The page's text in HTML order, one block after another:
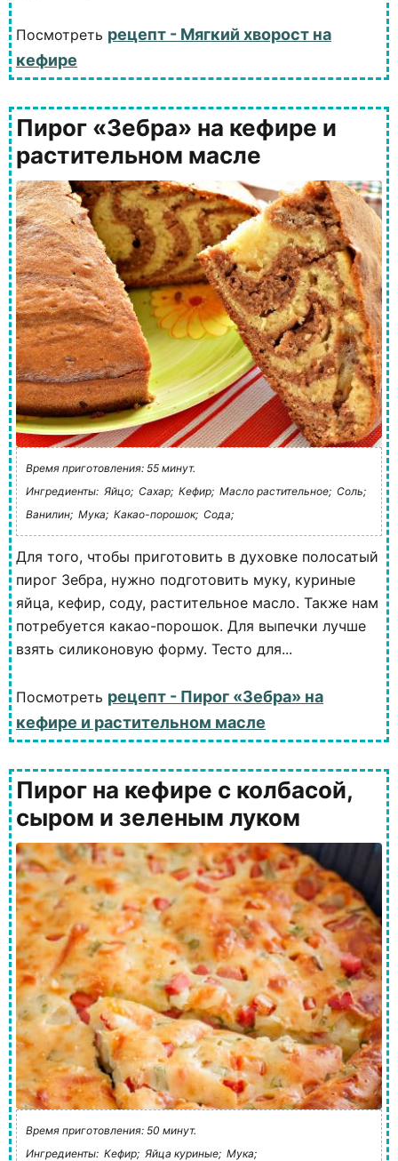
Посмотреть рецепт - Мягкий хворост на
кефире
Пирог «Зебра» на кефире и
растительном масле
Время приготовления: 55 минут.
Ингредиенты: Яйцо; Сахар; Кефир; Масло растительное; Соль;
Ванилин; Мука; Какао-порошок; Сода;
Для того, чтобы приготовить в духовке полосатый
пирог Зебра, нужно подготовить муку, куриные
яйца, кефир, соду, растительное масло. Также нам
потребуется какао-порошок. Для выпечки лучше
взять силиконовую форму. Тесто для...
Посмотреть рецепт - Пирог «Зебра» на
кефире и растительном масле
Пирог на кефире с колбасой,
сыром и зеленым луком
Время приготовления: 50 минут.
Ингредиенты: Кефир; Яйца куриные; Мука;